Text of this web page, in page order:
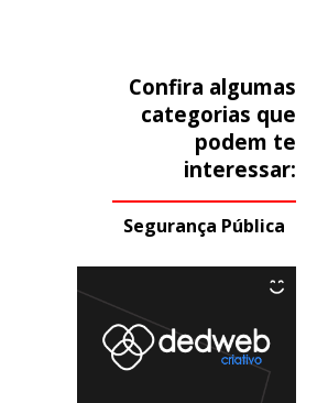
Confira algumas
categorias que
podem te
interessar:
Segurança Pública